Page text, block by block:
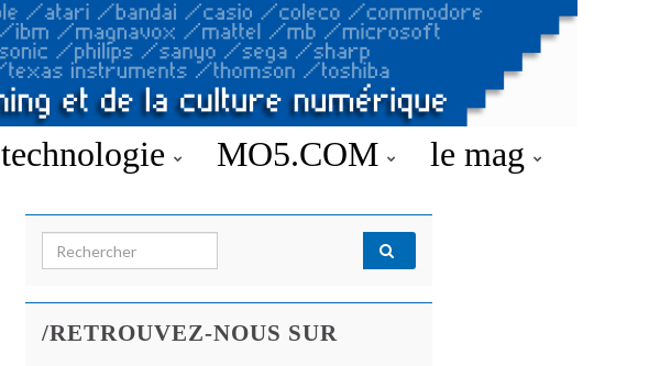
technologie MO5.COM le mag
Search for:
/RETROUVEZ-NOUS SUR